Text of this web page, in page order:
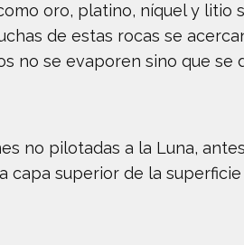
oro, platino, níquel y
de estas rocas se
no se evaporen sino que
no pilotadas a la Luna,
capa superior de la